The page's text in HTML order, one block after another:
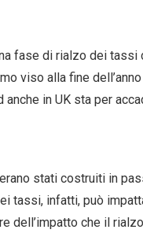
fase di rialzo dei tassi
viso alla fine
anche in UK sta per
stati costruiti in
tassi, infatti, può
dell’impatto che il